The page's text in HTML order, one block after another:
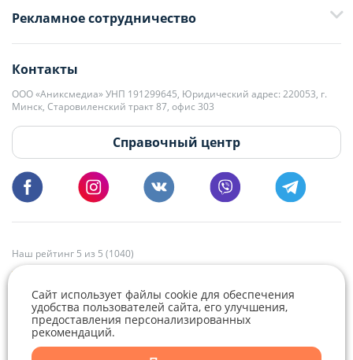
+375 33 376-13-70
editor@domovita.by
Мы принимаем звонки и отвечаем на письма в будние дни с 9:00 до
18:00.
Рекламное сотрудничество
kb@domovita.by
+375 29 179-11-28 Владислав Гладченко
vg@domovita.by
Пишите и звоните нам в будние дни с 8:00 до 20:00.
Контакты
ООО «Аниксмедиа» УНП 191299645, Юридический адрес: 220053, г.
Минск, Старовиленский тракт 87, офис 303
Справочный центр
Наш рейтинг 5 из 5 (1040)
Сайт использует файлы cookie для обеспечения
удобства пользователей сайта, его улучшения,
предоставления персонализированных
рекомендаций.